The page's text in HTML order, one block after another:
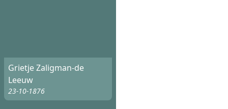
Grietje Zaligman-de
Leeuw
23-10-1876